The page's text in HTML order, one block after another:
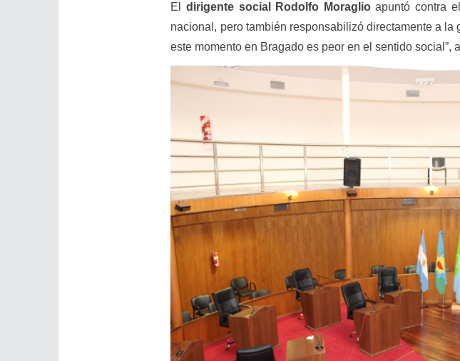
El dirigente social Rodolfo Moraglioapuntó contra
nacional, pero también responsabilizó directamente a la
este momento en Bragado es peor en el sentido social”,